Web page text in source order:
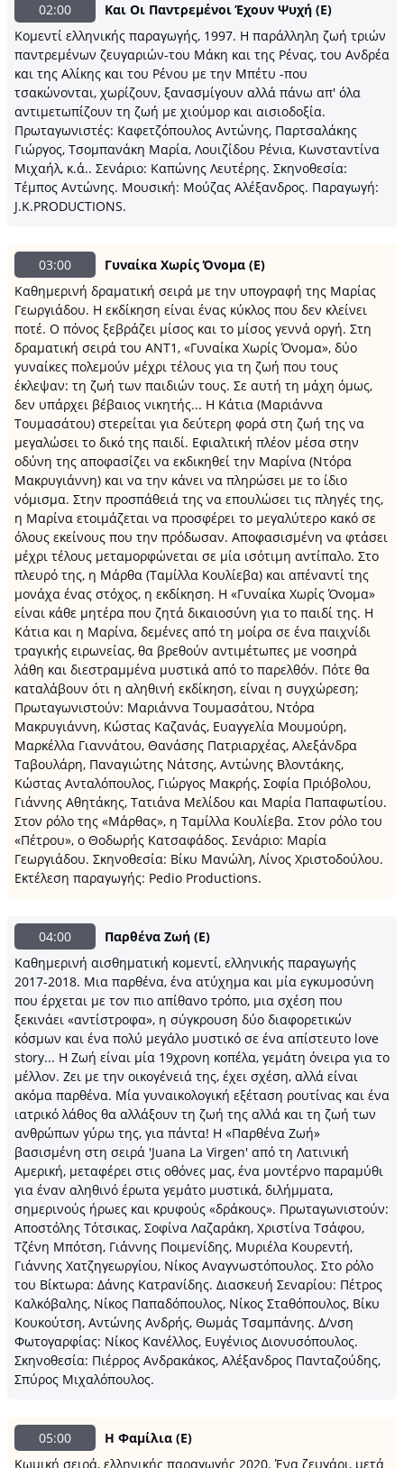
02:00
Και Οι Παντρεμένοι Έχουν Ψυχή (Ε)
Κομεντί ελληνικής παραγωγής, 1997. Η παράλληλη ζωή τριών
παντρεμένων ζευγαριών-του Μάκη και της Ρένας, του Ανδρέα
και της Αλίκης και του Ρένου με την Μπέτυ -που
τσακώνονται, χωρίζουν, ξανασμίγουν αλλά πάνω απ' όλα
αντιμετωπίζουν τη ζωή με χιούμορ και αισιοδοξία.
Πρωταγωνιστές: Καφετζόπουλος Αντώνης, Παρτσαλάκης
Γιώργος, Τσομπανάκη Μαρία, Λουιζίδου Ρένια, Κωνσταντίνα
Μιχαήλ, κ.ά.. Σενάριο: Καπώνης Λευτέρης. Σκηνοθεσία:
Τέμπος Αντώνης. Μουσική: Μούζας Αλέξανδρος. Παραγωγή:
J.K.PRODUCTIONS.
03:00
Γυναίκα Χωρίς Όνομα (Ε)
Καθημερινή δραματική σειρά με την υπογραφή της Μαρίας
Γεωργιάδου. Η εκδίκηση είναι ένας κύκλος που δεν κλείνει
ποτέ. Ο πόνος ξεβράζει μίσος και το μίσος γεννά οργή. Στη
δραματική σειρά του ΑΝΤ1, «Γυναίκα Χωρίς Όνομα», δύο
γυναίκες πολεμούν μέχρι τέλους για τη ζωή που τους
έκλεψαν: τη ζωή των παιδιών τους. Σε αυτή τη μάχη όμως,
δεν υπάρχει βέβαιος νικητής... Η Κάτια (Μαριάννα
Τουμασάτου) στερείται για δεύτερη φορά στη ζωή της να
μεγαλώσει το δικό της παιδί. Εφιαλτική πλέον μέσα στην
οδύνη της αποφασίζει να εκδικηθεί την Μαρίνα (Ντόρα
Μακρυγιάννη) και να την κάνει να πληρώσει με το ίδιο
νόμισμα. Στην προσπάθειά της να επουλώσει τις πληγές της,
η Μαρίνα ετοιμάζεται να προσφέρει το μεγαλύτερο κακό σε
όλους εκείνους που την πρόδωσαν. Αποφασισμένη να φτάσει
μέχρι τέλους μεταμορφώνεται σε μία ισότιμη αντίπαλο. Στο
πλευρό της, η Μάρθα (Ταμίλλα Κουλίεβα) και απέναντί της
μονάχα ένας στόχος, η εκδίκηση. Η «Γυναίκα Χωρίς Όνομα»
είναι κάθε μητέρα που ζητά δικαιοσύνη για το παιδί της. Η
Κάτια και η Μαρίνα, δεμένες από τη μοίρα σε ένα παιχνίδι
τραγικής ειρωνείας, θα βρεθούν αντιμέτωπες με νοσηρά
λάθη και διεστραμμένα μυστικά από το παρελθόν. Πότε θα
καταλάβουν ότι η αληθινή εκδίκηση, είναι η συγχώρεση;
Πρωταγωνιστούν: Μαριάννα Τουμασάτου, Ντόρα
Μακρυγιάννη, Κώστας Καζανάς, Ευαγγελία Μουμούρη,
Μαρκέλλα Γιαννάτου, Θανάσης Πατριαρχέας, Αλεξάνδρα
Ταβουλάρη, Παναγιώτης Νάτσης, Αντώνης Βλοντάκης,
Κώστας Ανταλόπουλος, Γιώργος Μακρής, Σοφία Πριόβολου,
Γιάννης Αθητάκης, Τατιάνα Μελίδου και Μαρία Παπαφωτίου.
Στον ρόλο της «Μάρθας», η Ταμίλλα Κουλίεβα. Στον ρόλο του
«Πέτρου», ο Θοδωρής Κατσαφάδος. Σενάριο: Μαρία
Γεωργιάδου. Σκηνοθεσία: Βίκυ Μανώλη, Λίνος Χριστοδούλου.
Εκτέλεση παραγωγής: Pedio Productions.
04:00
Παρθένα Ζωή (Ε)
Καθημερινή αισθηματική κομεντί, ελληνικής παραγωγής
2017-2018. Μια παρθένα, ένα ατύχημα και μία εγκυμοσύνη
που έρχεται με τον πιο απίθανο τρόπο, μια σχέση που
ξεκινάει «αντίστροφα», η σύγκρουση δύο διαφορετικών
κόσμων και ένα πολύ μεγάλο μυστικό σε ένα απίστευτο love
story... Η Ζωή είναι μία 19χρονη κοπέλα, γεμάτη όνειρα για το
μέλλον. Ζει με την οικογένειά της, έχει σχέση, αλλά είναι
ακόμα παρθένα. Μία γυναικολογική εξέταση ρουτίνας και ένα
ιατρικό λάθος θα αλλάξουν τη ζωή της αλλά και τη ζωή των
ανθρώπων γύρω της, για πάντα! Η «Παρθένα Ζωή»
βασισμένη στη σειρά 'Juana La Virgen' από τη Λατινική
Αμερική, μεταφέρει στις οθόνες μας, ένα μοντέρνο παραμύθι
για έναν αληθινό έρωτα γεμάτο μυστικά, διλήμματα,
σημερινούς ήρωες και κρυφούς «δράκους». Πρωταγωνιστούν:
Αποστόλης Τότσικας, Σοφίνα Λαζαράκη, Χριστίνα Τσάφου,
Τζένη Μπότση, Γιάννης Ποιμενίδης, Μυριέλα Κουρεντή,
Γιάννης Χατζηγεωργίου, Νίκος Αναγνωστόπουλος. Στο ρόλο
του Βίκτωρα: Δάνης Κατρανίδης. Διασκευή Σεναρίου: Πέτρος
Καλκόβαλης, Νίκος Παπαδόπουλος, Νίκος Σταθόπουλος, Βίκυ
Κουκούτση, Αντώνης Ανδρής, Θωμάς Τσαμπάνης. Δ/νση
Φωτογαρφίας: Νίκος Κανέλλος, Ευγένιος Διονυσόπουλος.
Σκηνοθεσία: Πιέρρος Ανδρακάκος, Αλέξανδρος Πανταζούδης,
Σπύρος Μιχαλόπουλος.
05:00
Η Φαμίλια (Ε)
Κωμική σειρά, ελληνικής παραγωγής 2020. Ένα ζευγάρι, μετά